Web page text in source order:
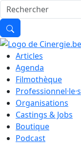
Articles
Agenda
Filmothèque
Professionnel·le·s
Organisations
Castings & Jobs
Boutique
Podcast